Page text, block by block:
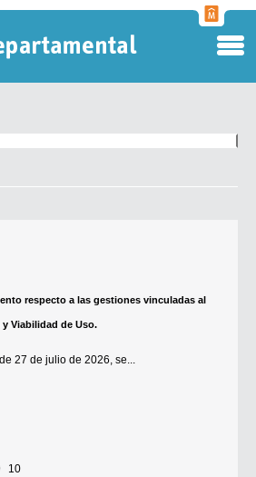
respecto a las gestiones vinculadas al
Viabilidad de Uso.
de 27 de julio de 2026, se...
10